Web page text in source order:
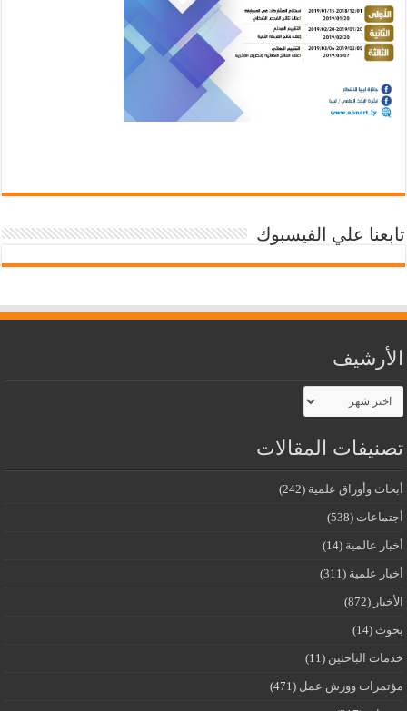
تابعنا علي الفيسبوك
الأرشيف
الأرشيف
تصنيفات المقالات
أبحاث وأوراق علمية (242)
أجتماعات (538)
أخبار عالمية (14)
أخبار علمية (311)
الأخبار (872)
بحوث (14)
خدمات الباحثين (11)
مؤتمرات وورش عمل (471)